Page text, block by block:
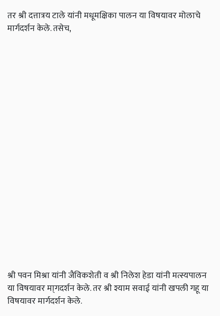
तर श्री दत्तात्रय टाले यांनी मधूमक्षिका पालन या विषयावर मोलाचे
मार्गदर्शन केले. तसेच,
श्री पवन मिश्रा यांनी जैविकशेती व श्री निलेश हेडा यांनी मत्स्यपालन
या विषयावर मा्गदर्शन केले. तर श्री श्याम सवाई यांनी खपली गहू या
विषयावर मार्गदर्शन केले.